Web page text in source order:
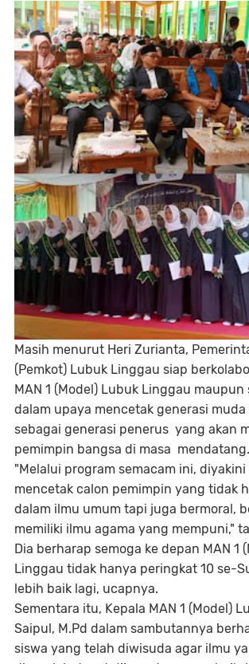
Masih menurut Heri Zurianta,
(Pemkot) Lubuk Linggau siap
MAN 1 (Model) Lubuk Linggau maupun
dalam upaya mencetak generasi muda
sebagai generasi penerus yang akan
pemimpin bangsa di masa mendatang.
"Melalui program semacam ini, diyakini
mencetak calon pemimpin yang tidak
dalam ilmu umum tapi juga bermoral,
memiliki ilmu agama yang mempuni,"
Dia berharap semoga ke depan MAN 1
Linggau tidak hanya peringkat 10 se-
lebih baik lagi, ucapnya.
Sementara itu, Kepala MAN 1 (Model)
Saipul, M.Pd dalam sambutannya
siswa yang telah diwisuda agar ilmu